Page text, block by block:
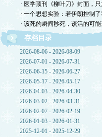
· 医学顶刊《柳叶刀》封面，只
· 一个思想实验：若伊朗控制
· 该死的瞬间秒死，该活的可
存档目录
2026-08-06 - 2026-08-09
2026-07-01 - 2026-07-31
2026-06-15 - 2026-06-27
2026-05-17 - 2026-05-17
2026-04-03 - 2026-04-30
2026-03-02 - 2026-03-31
2026-02-07 - 2026-02-19
2026-01-03 - 2026-01-31
2025-12-01 - 2025-12-29